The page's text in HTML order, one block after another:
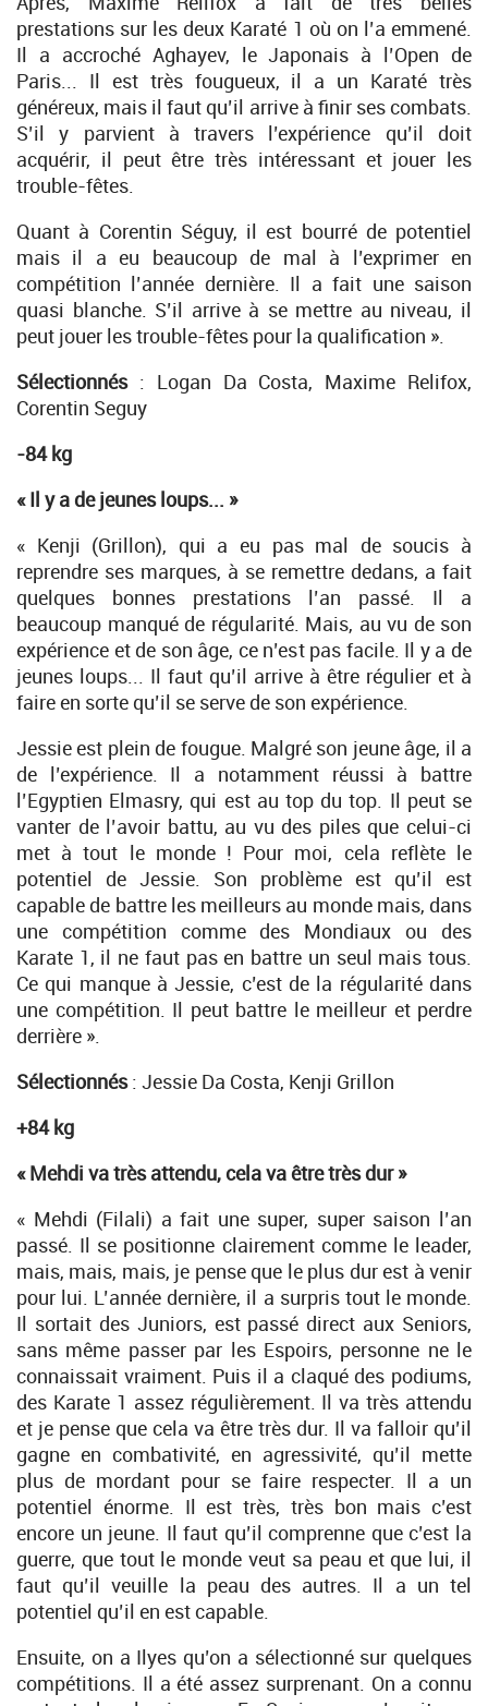
prestations sur les deux Karaté 1 où on l’a emmené.
Il a accroché Aghayev, le Japonais à l’Open de
Paris... Il est très fougueux, il a un Karaté très
généreux, mais il faut qu’il arrive à finir ses combats.
S’il y parvient à travers l’expérience qu’il doit
acquérir, il peut être très intéressant et jouer les
trouble-fêtes.
Quant à Corentin Séguy, il est bourré de potentiel
mais il a eu beaucoup de mal à l’exprimer en
compétition l’année dernière. Il a fait une saison
quasi blanche. S’il arrive à se mettre au niveau, il
peut jouer les trouble-fêtes pour la qualification ».
Sélectionnés: Logan Da Costa, Maxime Relifox,
Corentin Seguy
-84 kg
« Il y a de jeunes loups... »
« Kenji (Grillon), qui a eu pas mal de soucis à
reprendre ses marques, à se remettre dedans, a fait
quelques bonnes prestations l’an passé. Il a
beaucoup manqué de régularité. Mais, au vu de son
expérience et de son âge, ce n’est pas facile. Il y a de
jeunes loups... Il faut qu’il arrive à être régulier et à
faire en sorte qu’il se serve de son expérience.
Jessie est plein de fougue. Malgré son jeune âge, il a
de l’expérience. Il a notamment réussi à battre
l’Egyptien Elmasry, qui est au top du top. Il peut se
vanter de l’avoir battu, au vu des piles que celui-ci
met à tout le monde ! Pour moi, cela reflète le
potentiel de Jessie. Son problème est qu’il est
capable de battre les meilleurs au monde mais, dans
une compétition comme des Mondiaux ou des
Karate 1, il ne faut pas en battre un seul mais tous.
Ce qui manque à Jessie, c’est de la régularité dans
une compétition. Il peut battre le meilleur et perdre
derrière ».
Sélectionnés: Jessie Da Costa, Kenji Grillon
+84 kg
« Mehdi va très attendu, cela va être très dur »
« Mehdi (Filali) a fait une super, super saison l’an
passé. Il se positionne clairement comme le leader,
mais, mais, mais, je pense que le plus dur est à venir
pour lui. L’année dernière, il a surpris tout le monde.
Il sortait des Juniors, est passé direct aux Seniors,
sans même passer par les Espoirs, personne ne le
connaissait vraiment. Puis il a claqué des podiums,
des Karate 1 assez régulièrement. Il va très attendu
et je pense que cela va être très dur. Il va falloir qu’il
gagne en combativité, en agressivité, qu’il mette
plus de mordant pour se faire respecter. Il a un
potentiel énorme. Il est très, très bon mais c’est
encore un jeune. Il faut qu’il comprenne que c’est la
guerre, que tout le monde veut sa peau et que lui, il
faut qu’il veuille la peau des autres. Il a un tel
potentiel qu’il en est capable.
Ensuite, on a Ilyes qu’on a sélectionné sur quelques
compétitions. Il a été assez surprenant. On a connu